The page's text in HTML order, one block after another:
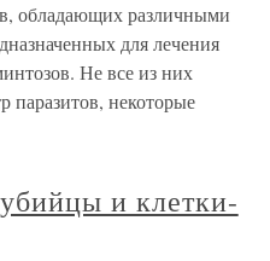
обладающих различными
для лечения
Не все из них
паразитов, некоторые
и клетки-